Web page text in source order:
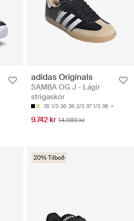
adidas Originals
SAMBA OG J - Lágir
strigaskór
35 1/3 36 36 2/3 37 1/3 38
9.742 kr 14.989 kr
20% Tilboð